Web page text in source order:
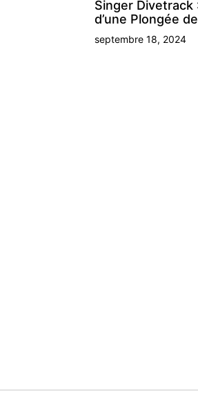
Singer Divetrack
d’une Plongée
septembre 18, 2024